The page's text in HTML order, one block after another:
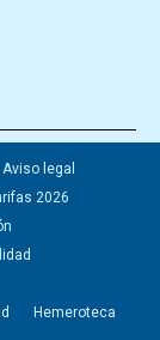
Aviso legal
2026
Hemeroteca